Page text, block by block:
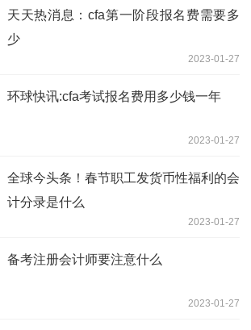
天天热消息：cfa第一阶段报名费需要多
少
2023-01-27
环球快讯:cfa考试报名费用多少钱一年
2023-01-27
全球今头条！春节职工发货币性福利的会
计分录是什么
2023-01-27
备考注册会计师要注意什么
2023-01-27